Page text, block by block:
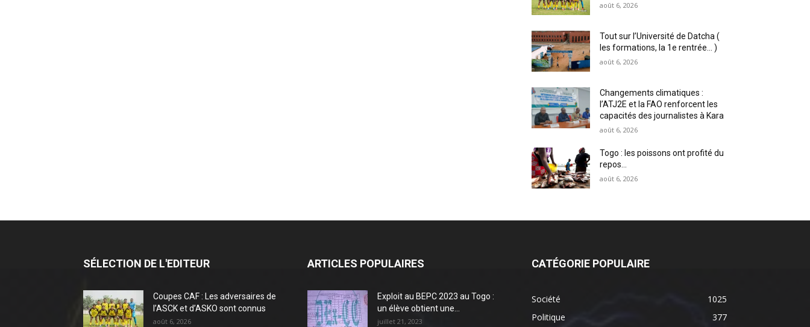
août 6, 2026
Tout sur l’Université de Datcha (
les formations, la 1e rentrée… )
août 6, 2026
Changements climatiques :
l’ATJ2E et la FAO renforcent les
capacités des journalistes à Kara
août 6, 2026
Togo : les poissons ont profité du
repos…
août 6, 2026
SÉLECTION DE L'EDITEUR
Coupes CAF : Les adversaires de
l’ASCK et d’ASKO sont connus
août 6, 2026
ARTICLES POPULAIRES
Exploit au BEPC 2023 au Togo :
un élève obtient une...
juillet 21, 2023
CATÉGORIE POPULAIRE
Société
1025
Politique
377